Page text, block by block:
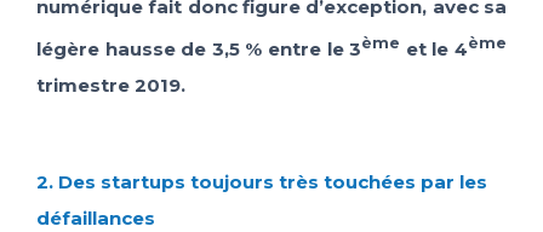
numérique fait donc figure d’exception, avec sa
légère hausse de 3,5 % entre le 3ème et le 4ème
trimestre 2019.
2. Des startups toujours très touchées par les
défaillances